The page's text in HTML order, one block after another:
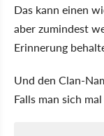
Das kann einen
aber zumindest
Erinnerung
Und den Clan-
Falls man sich